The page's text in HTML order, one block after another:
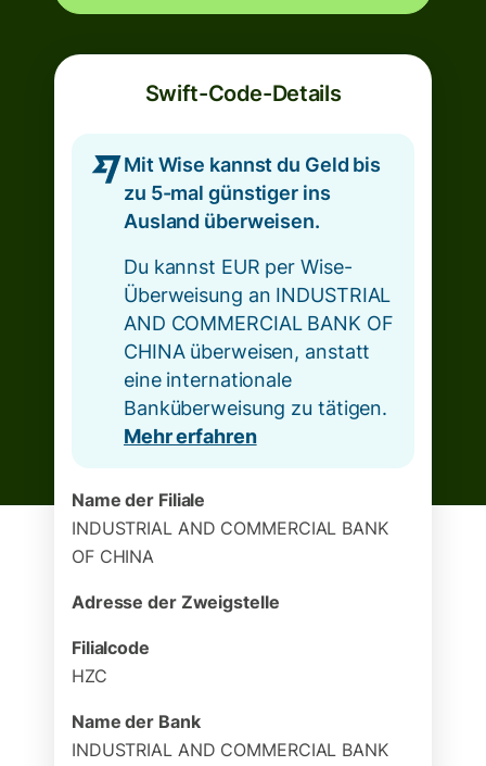
Swift-Code-Details
Mit Wise kannst du Geld bis
zu 5-mal günstiger ins
Ausland überweisen.
Du kannst EUR per Wise-
Überweisung an INDUSTRIAL
AND COMMERCIAL BANK OF
CHINA überweisen, anstatt
eine internationale
Banküberweisung zu tätigen.
Mehr erfahren
Name der Filiale
INDUSTRIAL AND COMMERCIAL BANK
OF CHINA
Adresse der Zweigstelle
Filialcode
HZC
Name der Bank
INDUSTRIAL AND COMMERCIAL BANK